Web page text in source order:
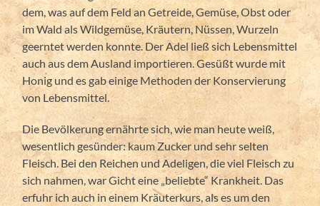
dem, was auf dem Feld an Getreide, Gemüse, Obst oder
im Wald als Wildgemüse, Kräutern, Nüssen, Wurzeln
geerntet werden konnte. Der Adel ließ sich Lebensmittel
auch aus dem Ausland importieren. Gesüßt wurde mit
Honig und es gab einige Methoden der Konservierung
von Lebensmittel.
Die Bevölkerung ernährte sich, wie man heute weiß,
wesentlich gesünder: kaum Zucker und sehr selten
Fleisch. Bei den Reichen und Adeligen, die viel Fleisch zu
sich nahmen, war Gicht eine „beliebte“ Krankheit. Das
erfuhr ich auch in einem Kräuterkurs, als es um den